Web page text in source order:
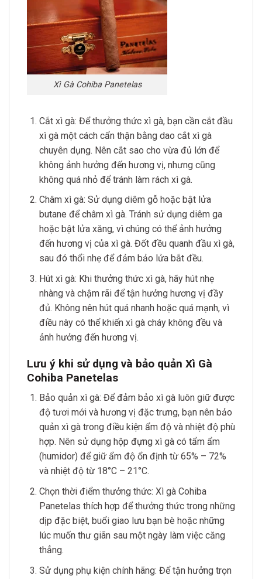
Xì Gà Cohiba Panetelas
Cắt xì gà: Để thưởng thức xì gà, bạn cần cắt đầu
xì gà một cách cẩn thận bằng dao cắt xì gà
chuyên dụng. Nên cắt sao cho vừa đủ lớn để
không ảnh hưởng đến hương vị, nhưng cũng
không quá nhỏ để tránh làm rách xì gà.
Châm xì gà: Sử dụng diêm gỗ hoặc bật lửa
butane để châm xì gà. Tránh sử dụng diêm ga
hoặc bật lửa xăng, vì chúng có thể ảnh hưởng
đến hương vị của xì gà. Đốt đều quanh đầu xì gà,
sau đó thổi nhẹ để đảm bảo lửa bắt đều.
Hút xì gà: Khi thưởng thức xì gà, hãy hút nhẹ
nhàng và chậm rãi để tận hưởng hương vị đầy
đủ. Không nên hút quá nhanh hoặc quá mạnh, vì
điều này có thể khiến xì gà cháy không đều và
ảnh hưởng đến hương vị.
Lưu ý khi sử dụng và bảo quản Xì Gà
Cohiba Panetelas
Bảo quản xì gà: Để đảm bảo xì gà luôn giữ được
độ tươi mới và hương vị đặc trưng, bạn nên bảo
quản xì gà trong điều kiện ẩm độ và nhiệt độ phù
hợp. Nên sử dụng hộp đựng xì gà có tẩm ẩm
(humidor) để giữ ẩm độ ổn định từ 65% – 72%
và nhiệt độ từ 18°C – 21°C.
Chọn thời điểm thưởng thức: Xì gà Cohiba
Panetelas thích hợp để thưởng thức trong những
dịp đặc biệt, buổi giao lưu bạn bè hoặc những
lúc muốn thư giãn sau một ngày làm việc căng
thẳng.
Sử dụng phụ kiện chính hãng: Để tận hưởng trọn